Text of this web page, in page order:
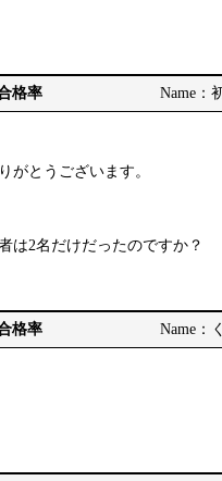
格率 Name：
がとうございます。
は2名だけだったのですか？
格率 Name：